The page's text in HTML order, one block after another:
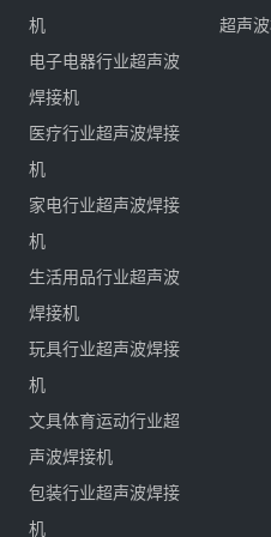
机
电子电器行业超声波
焊接机
医疗行业超声波焊接
机
家电行业超声波焊接
机
生活用品行业超声波
焊接机
玩具行业超声波焊接
机
文具体育运动行业超
声波焊接机
包装行业超声波焊接
机
超声